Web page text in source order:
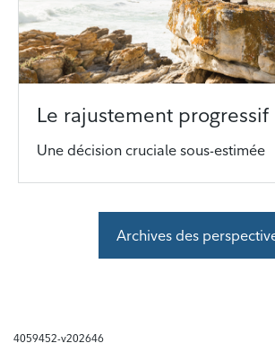
Le rajustement progressif
Une décision cruciale sous-estimée
Archives des
4059452-v202646